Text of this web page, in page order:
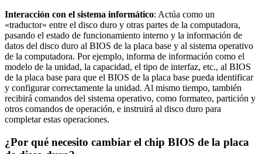
Interacción con el sistema informático: Actúa como un
«traductor» entre el disco duro y otras partes de la computadora,
pasando el estado de funcionamiento interno y la información de
datos del disco duro al BIOS de la placa base y al sistema operativo
de la computadora. Por ejemplo, informa de información como el
modelo de la unidad, la capacidad, el tipo de interfaz, etc., al BIOS
de la placa base para que el BIOS de la placa base pueda identificar
y configurar correctamente la unidad. Al mismo tiempo, también
recibirá comandos del sistema operativo, como formateo, partición y
otros comandos de operación, e instruirá al disco duro para
completar estas operaciones.
¿Por qué necesito cambiar el chip BIOS de la placa